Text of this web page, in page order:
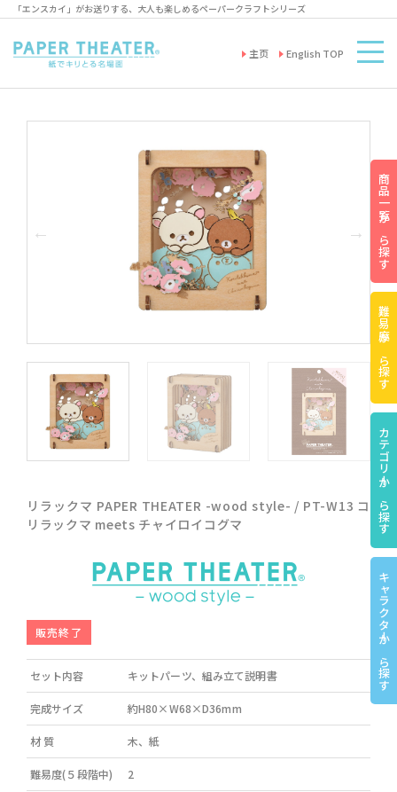
「エンスカイ」がお送りする、大人も楽しめるペーパークラフトシリーズ
主页 English TOP
リラックマ PAPER THEATER -wood style- / PT-W13 コ
リラックマ meets チャイロイコグマ
販売終了
セット内容 キットパーツ、組み立て説明書
完成サイズ 約H80×W68×D36mm
材 質 木、紙
難易度(５段階中) 2
商品一覧から探す
難易度から探す
カテゴリーから探す
キャラクターから探す